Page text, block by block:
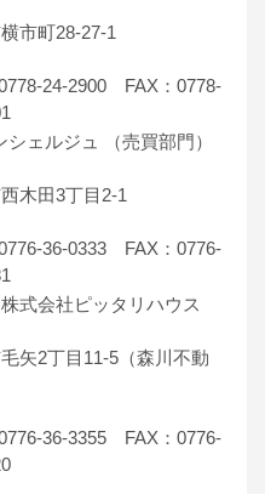
市町28-27-1
24-2900 FAX：0778-
シェルジュ （売買部門）
木田3丁目2-1
36-0333 FAX：0776-
式会社ピッタリハウス
矢2丁目11-5（森川不動
36-3355 FAX：0776-